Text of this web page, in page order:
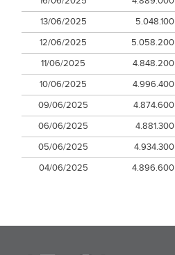
13/06/2025
5.048.100
12/06/2025
5.058.200
11/06/2025
4.848.200
10/06/2025
4.996.400
09/06/2025
4.874.600
06/06/2025
4.881.300
05/06/2025
4.934.300
04/06/2025
4.896.600